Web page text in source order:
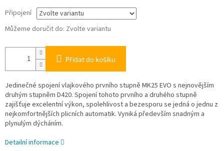
Připojení
Můžeme doručit do: Zvolte variantu
Přidat do košíku
Jedinečné spojení vlajkového prvního stupně MK25 EVO s nejnovějším
druhým stupněm D420. Spojení tohoto prvního a druhého stupně
zajišťuje excelentní výkon, spolehlivost a bezesporu se jedná o jednu z
nejkomfortnějších plicních automatik. Vyniká především snadným a
plynulým dýcháním.
Detailní informace